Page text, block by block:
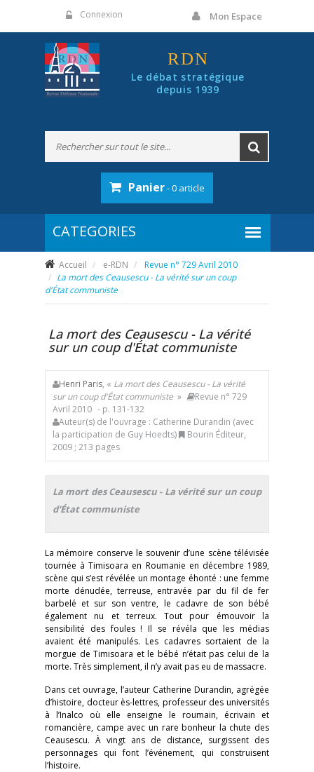
Connexion Mon Espace
RDN
Le débat stratégique
depuis 1939
Panier- 0 article
Accueil e-RDN
Revue n° 729 Avril 2010
La mort des Ceausescu - La vérité sur un coup
d'État communiste
La mort des Ceausescu - La vérité
sur un coup d'État communiste
Henri Paris, « La mort des Ceausescu - La vérité
sur un coup d'État communiste »
Revue n° 729
Avril 2010 - p. 131-132
Auteur(s) de l'ouvrage : Catherine Durandin (avec
la participation de Guy Hoedts)
Bourin Éditeur,
2009 ; 213 pages
La mort des Ceausescu - La vérité sur un coup
d'État communiste
La mémoire conserve le souvenir d’une scène télévisée
tournée à Timisoara en Roumanie en décembre 1989,
scène qui s’est révélée un montage éhonté : une femme
morte dénudée, terreuse, entravée par du fil de fer
barbelé et sur son ventre, le cadavre de son bébé
également nu et terreux. Tout pour émouvoir la
sensibilité des foules ! Il se révéla que les médias
avaient été manipulés. Les cadavres sortaient de la
morgue de Timisoara et le bébé n’était pas celui de la
morte. Très simplement, il n’y avait pas eu de massacre.
Dans cet ouvrage, l’auteur Catherine Durandin, agrégée
d’histoire, docteur ès-lettres, professeur des universités
à l’Inalco où elle enseigne le roumain, écrivain et
romancière, campe avec un rare bonheur la chute des
Ceausescu. À vingt ans de distance, surgissent des
personnages qui font l’événement, qui construisent
l’histoire.